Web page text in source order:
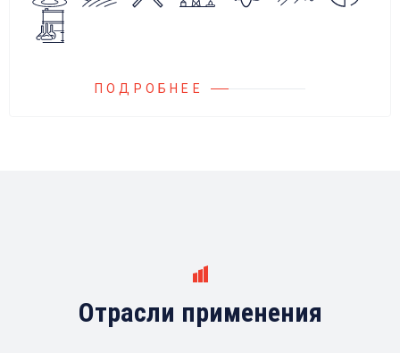
любыми насосами российских и
иностранных производителей.
ПОДРОБНЕЕ
Отрасли применения